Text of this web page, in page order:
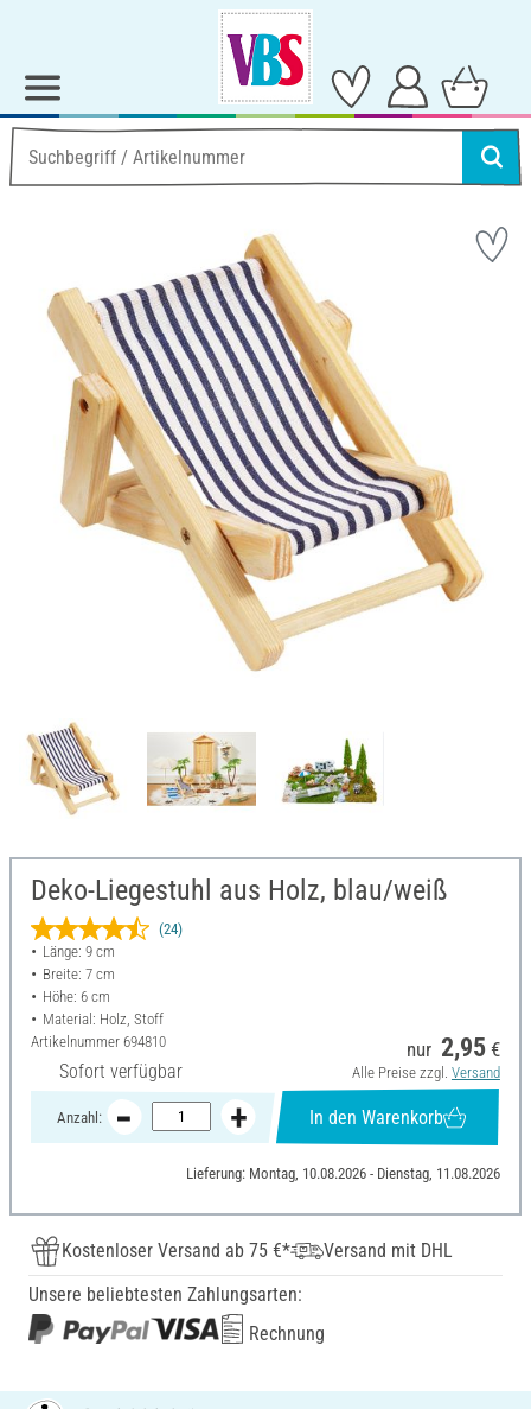
Deko-Liegestuhl aus Holz, blau/weiß
(24)
Länge: 9 cm
Breite: 7 cm
Höhe: 6 cm
Material: Holz, Stoff
Artikelnummer 694810
Sofort verfügbar
nur 2,95 €
Alle Preise zzgl. Versand
Anzahl: In den Warenkorb
Lieferung: Montag, 10.08.2026 - Dienstag, 11.08.2026
Kostenloser Versand ab 75 €*
Versand mit DHL
Unsere beliebtesten Zahlungsarten:
Rechnung